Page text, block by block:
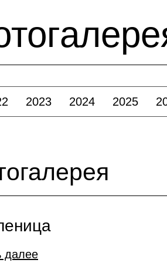
2023 2024 2025
далее